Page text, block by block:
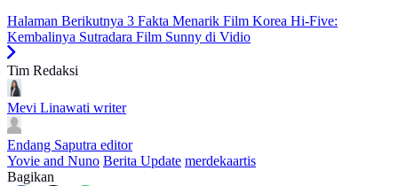
Halaman Berikutnya 3 Fakta Menarik Film Korea Hi-Five:
Kembalinya Sutradara Film Sunny di Vidio
Tim Redaksi
Mevi Linawati writer
Endang Saputra editor
Yovie and Nuno Berita Update merdekaartis
Bagikan